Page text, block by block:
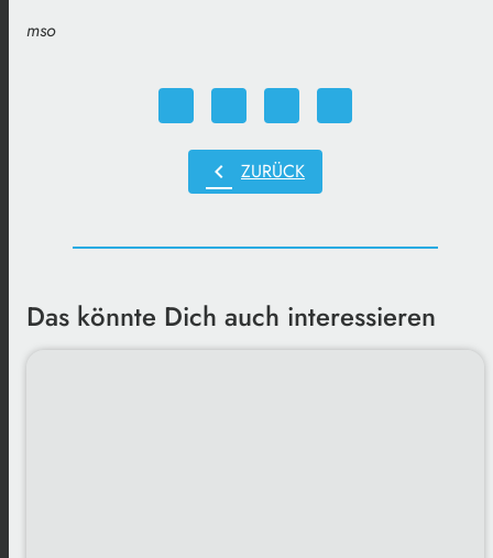
mso
chevron_left ZURÜCK
Das könnte Dich auch interessieren